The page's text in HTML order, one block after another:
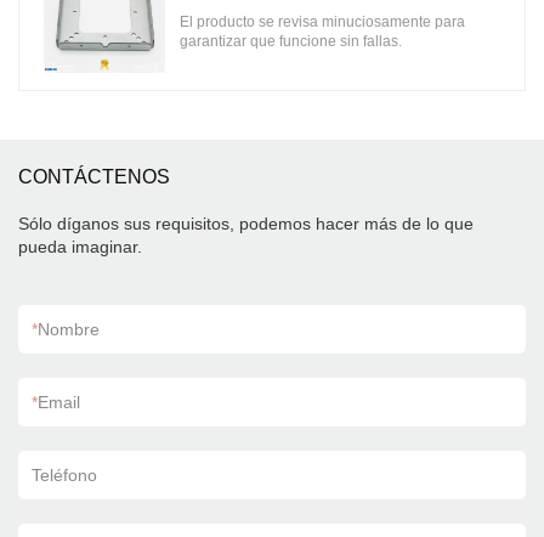
Bergek
El producto se revisa minuciosamente para
garantizar que funcione sin fallas.
CONTÁCTENOS
Sólo díganos sus requisitos, podemos hacer más de lo que
pueda imaginar.
*Nombre
*Email
Teléfono